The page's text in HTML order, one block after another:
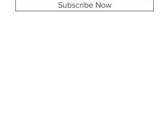
Subscribe Now